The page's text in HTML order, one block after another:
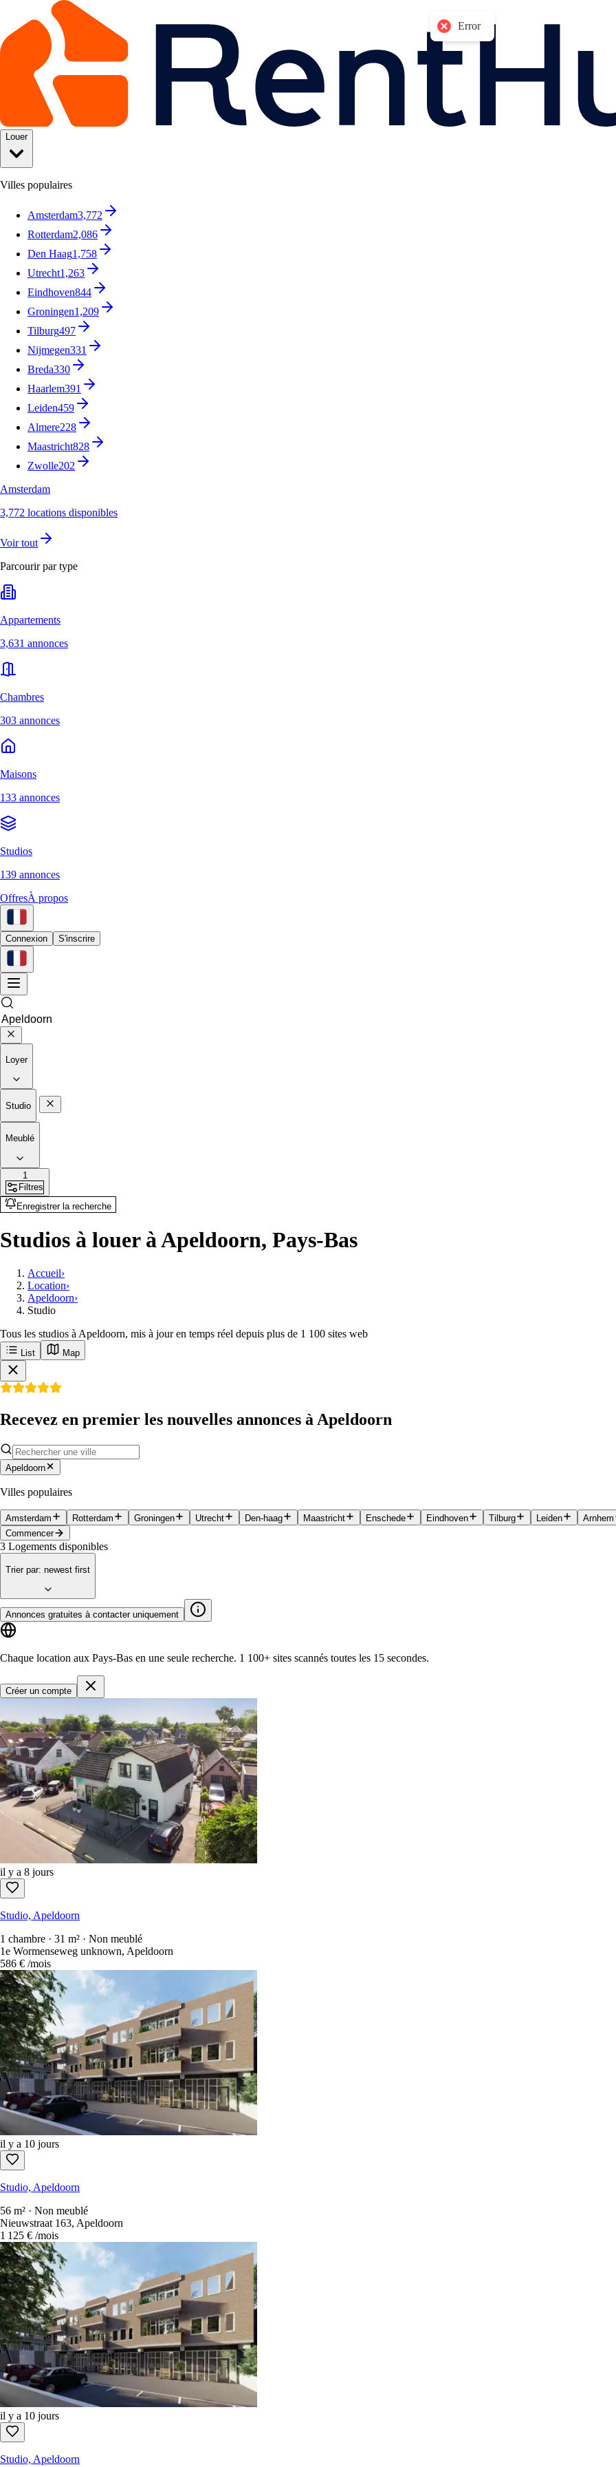
Louer
Villes populaires
Amsterdam3,772
Rotterdam2,086
Den Haag1,758
Utrecht1,263
Eindhoven844
Groningen1,209
Tilburg497
Nijmegen331
Breda330
Haarlem391
Leiden459
Almere228
Maastricht828
Zwolle202
Amsterdam
3,772 locations disponibles
Voir tout
Parcourir par type
Appartements
3,631 annonces
Chambres
303 annonces
Maisons
133 annonces
Studios
139 annonces
OffresÀ propos
Connexion S'inscrire
Loyer
Studio
Meublé
1
Filtres
Enregistrer la recherche
Studios à louer à Apeldoorn, Pays-Bas
Accueil›
Location›
Apeldoorn›
Studio
Tous les studios à Apeldoorn, mis à jour en temps réel depuis plus de 1 100 sites web
List Map
Recevez en premier les nouvelles annonces à Apeldoorn
Apeldoorn
Villes populaires
Amsterdam Rotterdam Groningen Utrecht Den-haag Maastricht Enschede Eindhoven Tilburg Leiden Arnhem
Commencer
3 Logements disponibles
Trier par: newest first
Annonces gratuites à contacter uniquement
Chaque location aux Pays-Bas en une seule recherche. 1 100+ sites scannés toutes les 15 secondes.
Créer un compte
il y a 8 jours
Studio, Apeldoorn
1 chambre · 31 m² · Non meublé
1e Wormenseweg unknown, Apeldoorn
586 € /mois
il y a 10 jours
Studio, Apeldoorn
56 m² · Non meublé
Nieuwstraat 163, Apeldoorn
1 125 € /mois
il y a 10 jours
Studio, Apeldoorn
Error